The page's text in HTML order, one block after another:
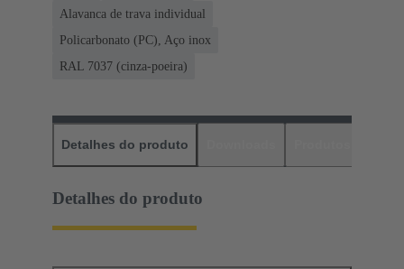
Alavanca de trava individual
Policarbonato (PC), Aço inox
RAL 7037 (cinza-poeira)
Detalhes do produto
Detalhes do produto